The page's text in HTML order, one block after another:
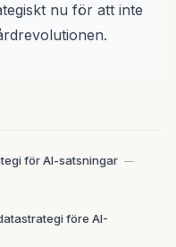
nu för att inte
för AI-satsningar —
före AI-